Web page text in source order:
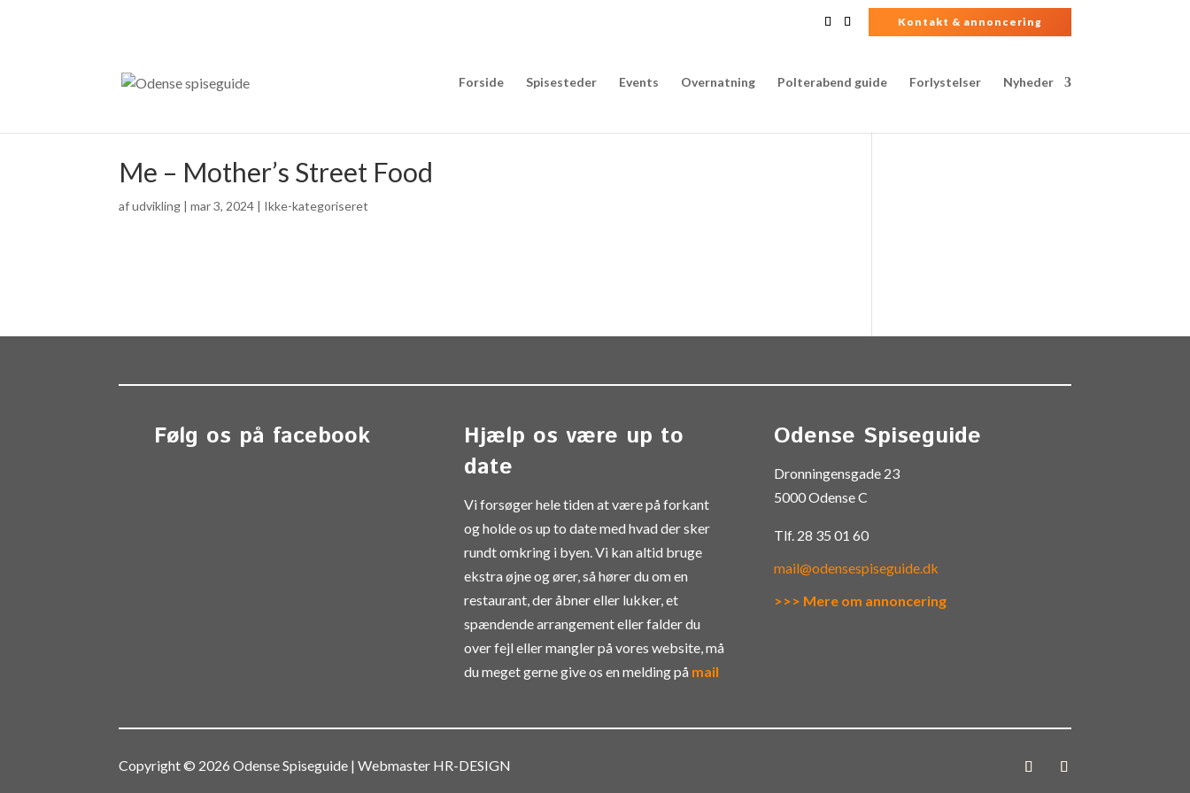
Kontakt & annoncering
Forside Spisesteder Events Overnatning Polterabend guide Forlystelser Nyheder
Me – Mother’s Street Food
afudvikling |mar 3, 2024 | Ikke-kategoriseret
Følg os på facebook
Hjælp os være up to
date
Vi forsøger hele tiden at være på forkant
og holde os up to date med hvad der sker
rundt omkring i byen. Vi kan altid bruge
ekstra øjne og ører, så hører du om en
restaurant, der åbner eller lukker, et
spændende arrangement eller falder du
over fejl eller mangler på vores website, må
du meget gerne give os en melding på mail
Odense Spiseguide
Dronningensgade 23
5000 Odense C
Tlf. 28 35 01 60
mail@odensespiseguide.dk
>>> Mere om annoncering
Copyright © 2026 Odense Spiseguide | Webmaster HR-DESIGN